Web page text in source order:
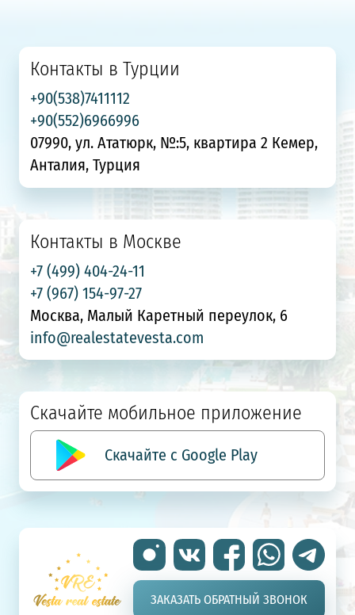
ЗАКАЗАТЬ ОБРАТНЫЙ ЗВОНОК
Контакты в Турции
+90(538)7411112
+90(552)6966996
07990, ул. Ататюрк, №:5, квартира 2 Кемер,
Анталия, Турция
Контакты в Москве
+7 (499) 404-24-11
+7 (967) 154-97-27
Москва, Малый Каретный переулок, 6
info@realestatevesta.com
Скачайте мобильное приложение
Скачайте с Google Play